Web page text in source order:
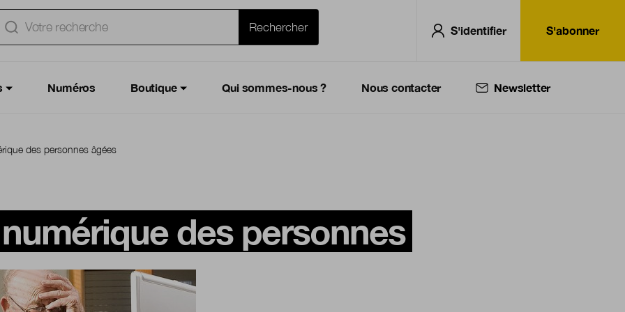
S'identifier S'abonner
Numéros Boutique Qui sommes-nous ? Nous contacter Newsletter
des personnes âgées
numérique des personnes